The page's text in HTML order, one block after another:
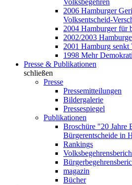
Volksbegehren
2006 Hamburger
Volksentscheid-
2004 Hamburger für
2002/2003
2001 Hamburg senkt
1998 Mehr
Presse & Publikationen
schließen
Presse
Pressemitteilungen
Bildergalerie
Pressespiegel
Publikationen
Broschüre "20 Jahre
Bürgerentscheide in
Rankings
magazin
Bücher